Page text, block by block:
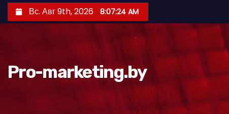
е
Вс. Авг 9th, 2026 8:07:25 AM
Pro-marketing.by